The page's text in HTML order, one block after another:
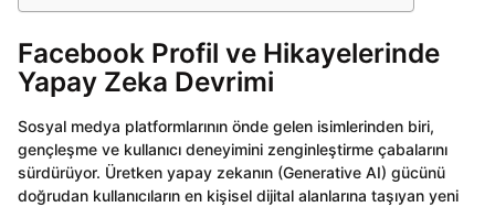
Facebook Profil ve Hikayelerinde
Yapay Zeka Devrimi
Sosyal medya platformlarının önde gelen isimlerinden biri,
gençleşme ve kullanıcı deneyimini zenginleştirme çabalarını
sürdürüyor. Üretken yapay zekanın (Generative AI) gücünü
doğrudan kullanıcıların en kişisel dijital alanlarına taşıyan yeni